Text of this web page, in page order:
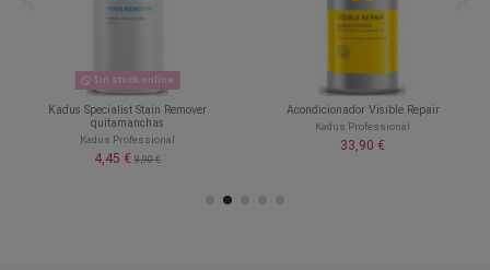
Sin stock online
Kadus Specialist Stain Remover
quitamanchas
Kadus Professional
4,45 € 8,90 €
Acondicionador Visible Repair
Kadus Professional
33,90 €